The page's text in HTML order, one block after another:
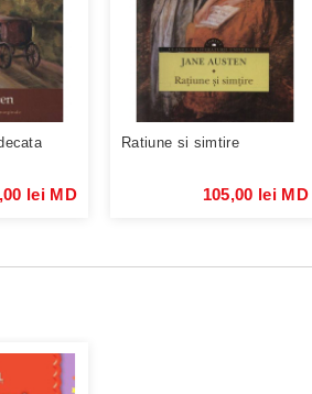
lei MD
Ratiune si simtire
105,00 lei MD